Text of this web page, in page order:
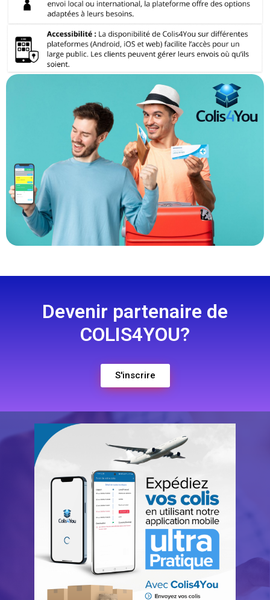
Devenir partenaire de
COLIS4YOU?
S'inscrire